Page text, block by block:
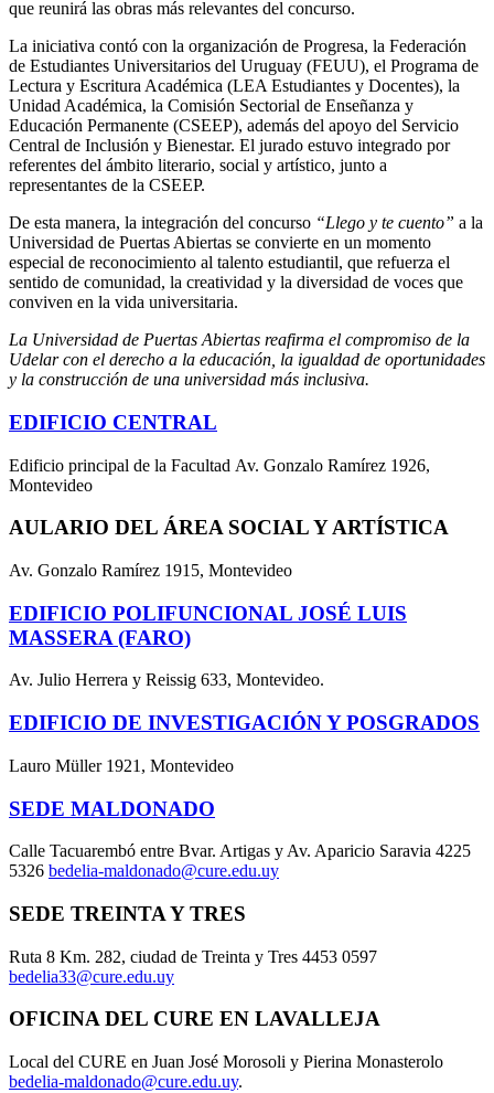
que reunirá las obras más relevantes del concurso.
La iniciativa contó con la organización de Progresa, la Federación
de Estudiantes Universitarios del Uruguay (FEUU), el Programa de
Lectura y Escritura Académica (LEA Estudiantes y Docentes), la
Unidad Académica, la Comisión Sectorial de Enseñanza y
Educación Permanente (CSEEP), además del apoyo del Servicio
Central de Inclusión y Bienestar. El jurado estuvo integrado por
referentes del ámbito literario, social y artístico, junto a
representantes de la CSEEP.
De esta manera, la integración del concurso “Llego y te cuento” a la
Universidad de Puertas Abiertas se convierte en un momento
especial de reconocimiento al talento estudiantil, que refuerza el
sentido de comunidad, la creatividad y la diversidad de voces que
conviven en la vida universitaria.
La Universidad de Puertas Abiertas reafirma el compromiso de la
Udelar con el derecho a la educación, la igualdad de oportunidades
y la construcción de una universidad más inclusiva.
EDIFICIO CENTRAL
Edificio principal de la Facultad Av. Gonzalo Ramírez 1926,
Montevideo
AULARIO DEL ÁREA SOCIAL Y ARTÍSTICA
Av. Gonzalo Ramírez 1915, Montevideo
EDIFICIO POLIFUNCIONAL JOSÉ LUIS
MASSERA (FARO)
Av. Julio Herrera y Reissig 633, Montevideo.
EDIFICIO DE INVESTIGACIÓN Y POSGRADOS
Lauro Müller 1921, Montevideo
SEDE MALDONADO
Calle Tacuarembó entre Bvar. Artigas y Av. Aparicio Saravia 4225
5326 bedelia-maldonado@cure.edu.uy
SEDE TREINTA Y TRES
Ruta 8 Km. 282, ciudad de Treinta y Tres 4453 0597
bedelia33@cure.edu.uy
OFICINA DEL CURE EN LAVALLEJA
Local del CURE en Juan José Morosoli y Pierina Monasterolo
bedelia-maldonado@cure.edu.uy.